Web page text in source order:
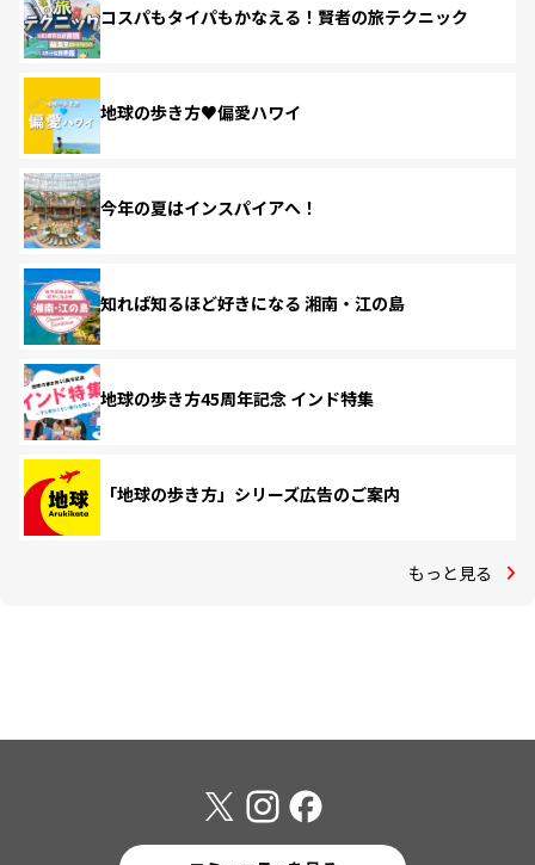
コスパもタイパもかなえる！賢者の旅テクニック
地球の歩き方♥偏愛ハワイ
今年の夏はインスパイアへ！
知れば知るほど好きになる 湘南・江の島
地球の歩き方45周年記念 インド特集
「地球の歩き方」シリーズ広告のご案内
もっと見る